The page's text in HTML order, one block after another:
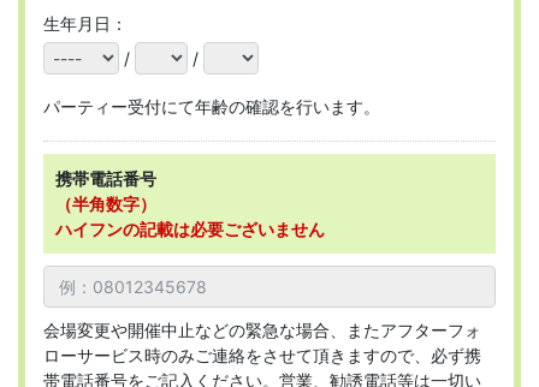
生年月日：
/
/
パーティー受付にて年齢の確認を行います。
携帯電話番号
（半角数字）
ハイフンの記載は必要ございません
会場変更や開催中止などの緊急な場合、またアフターフォ
ローサービス時のみご連絡をさせて頂きますので、必ず携
帯電話番号をご記入ください。営業、勧誘電話等は一切い